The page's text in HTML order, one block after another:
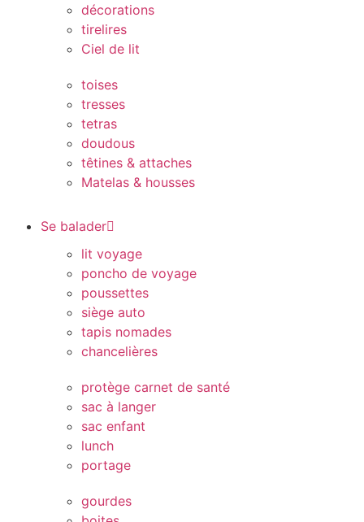
décorations
tirelires
Ciel de lit
toises
tresses
tetras
doudous
têtines & attaches
Matelas & housses
Se balader
lit voyage
poncho de voyage
poussettes
siège auto
tapis nomades
chancelières
protège carnet de santé
sac à langer
sac enfant
lunch
portage
gourdes